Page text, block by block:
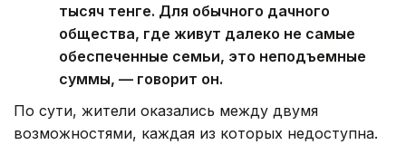
тысяч тенге. Для обычного дачного
общества, где живут далеко не самые
обеспеченные семьи, это неподъемные
суммы, — говорит он.
По сути, жители оказались между двумя
возможностями, каждая из которых недоступна.